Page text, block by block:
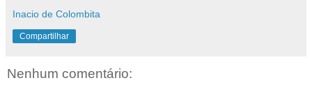
Inacio de Colombita
Compartilhar
Nenhum comentário: